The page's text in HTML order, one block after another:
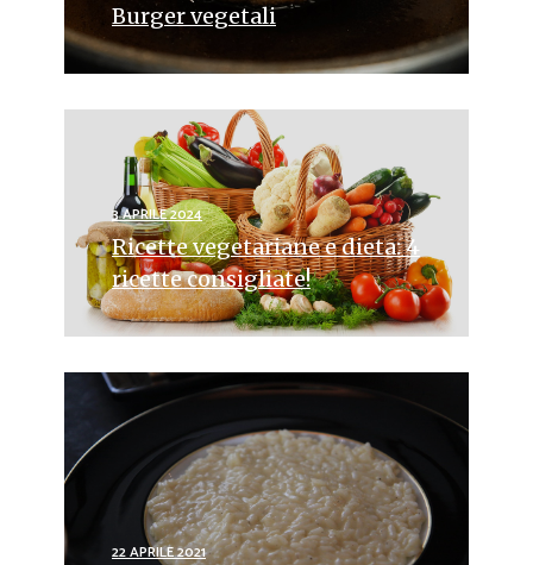
Burger vegetali
3 APRILE 2024
Ricette vegetariane e dieta: 4
ricette consigliate!
22 APRILE 2021